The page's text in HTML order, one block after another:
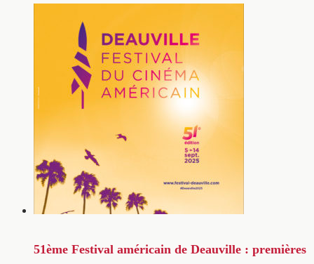
51ème Festival américain de Deauville : premières